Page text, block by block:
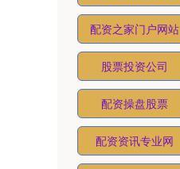
配资之家门户网站
股票投资公司
配资操盘股票
配资资讯专业网